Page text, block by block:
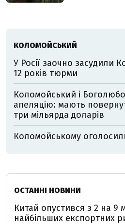
КОЛОМОЙСЬКИЙ
У Росії заочно засудили
12 років тюрми
Коломойський і
апеляцію: мають
три мільярда доларів
Коломойському
ОСТАННІ НОВИНИ
Китай опустився з 2 на 9
найбільших експортних